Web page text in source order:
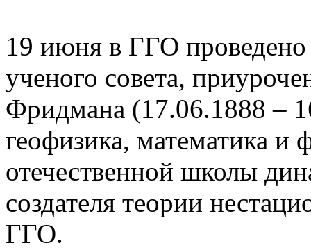
19 июня в ГГО проведено
ученого совета,
Фридмана (17.06.1888 –
геофизика, математика и
отечественной школы
создателя теории
ГГО.